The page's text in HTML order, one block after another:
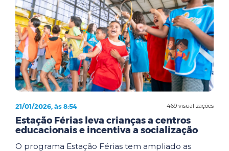
469 visualizações
21/01/2026, às 8:54
Estação Férias leva crianças a centros
educacionais e incentiva a socialização
O programa Estação Férias tem ampliado as